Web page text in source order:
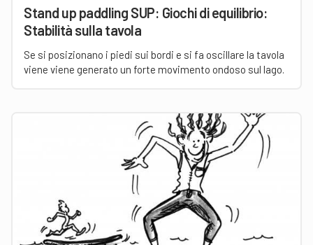
Stand up paddling SUP: Giochi di equilibrio:
Stabilità sulla tavola
Se si posizionano i piedi sui bordi e si fa oscillare la tavola
viene viene generato un forte movimento ondoso sul lago.